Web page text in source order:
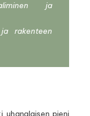
ja
rakenteen
uhanalaisen pieni